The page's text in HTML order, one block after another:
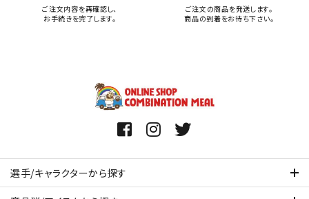
ご注文内容を再確認し、
お手続きを完了します。
ご注文の商品を発送します。
商品の到着をお待ち下さい。
選手/キャラクターから探す